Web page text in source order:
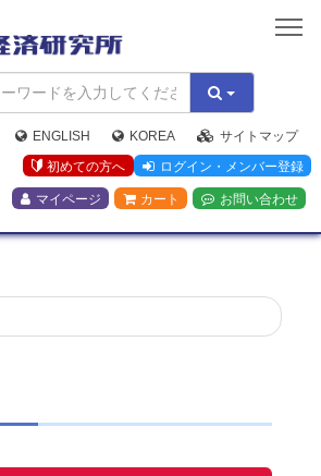
矢
野
経
済
研
究
所
ENGLISH KOREA
サイトマップ
初めての方へ
ログイン・メンバー登録
マイページ カート お問い合わせ